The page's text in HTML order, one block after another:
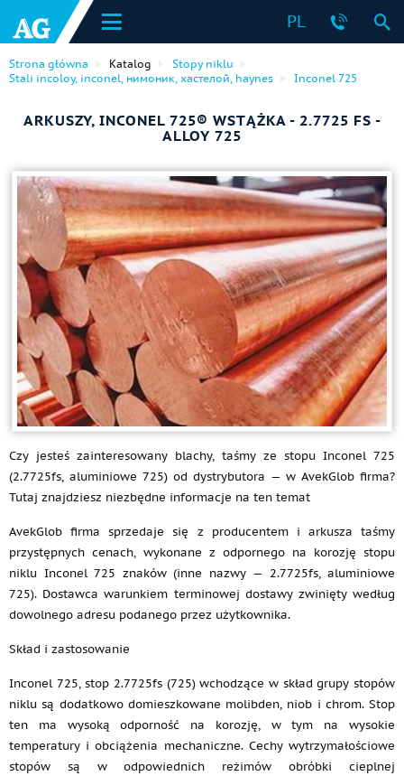
PL
Strona główna Katalog
Stopy niklu
Stali incoloy, inconel, нимоник, хастелой, haynes
Inconel 725
ARKUSZY, INCONEL 725® WSTĄŻKA - 2.7725 FS -
ALLOY 725
Czy jesteś zainteresowany blachy, taśmy ze stopu Inconel 725
(2.7725fs, aluminiowe 725) od dystrybutora — w AvekGlob firma?
Tutaj znajdziesz niezbędne informacje na ten temat
AvekGlob firma sprzedaje się z producentem i arkusza taśmy
przystępnych cenach, wykonane z odpornego na korozję stopu
niklu Inconel 725 znaków (inne nazwy — 2.7725fs, aluminiowe
725). Dostawca warunkiem terminowej dostawy zwinięty według
dowolnego adresu podanego przez użytkownika.
Skład i zastosowanie
Inconel 725, stop 2.7725fs (725) wchodzące w skład grupy stopów
niklu są dodatkowo domieszkowane molibden, niob i chrom. Stop
ten ma wysoką odporność na korozję, w tym na wysokie
temperatury i obciążenia mechaniczne. Cechy wytrzymałościowe
stopów są w odpowiednich reżimów obróbki cieplnej